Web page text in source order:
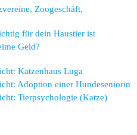
Zoogeschäft,
für dein Haustier ist
Geld?
Katzenhaus Luga
Adoption einer Hundeseniorin
Tierpsychologie (Katze)